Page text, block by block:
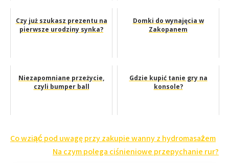
Czy już szukasz prezentu na
pierwsze urodziny synka?
Domki do wynajęcia w
Zakopanem
Niezapomniane przeżycie,
czyli bumper ball
Gdzie kupić tanie gry na
konsole?
Nawigacja
Co wziąć pod uwagę przy zakupie wanny z hydromasażem
Na czym polega ciśnieniowe przepychanie rur?